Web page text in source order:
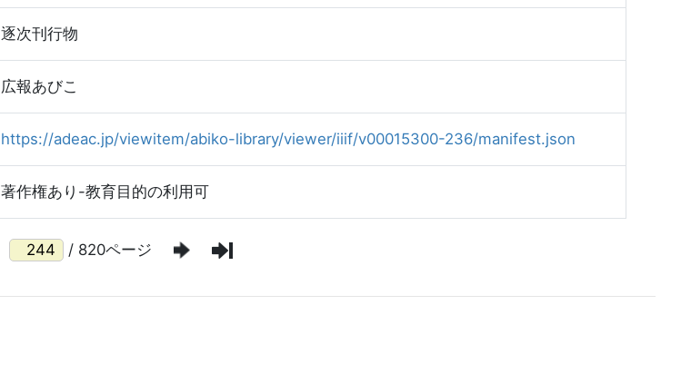
逐次刊行物
広報あびこ
https://adeac.jp/viewitem/abiko-library/viewer/iiif/v00015300-236/manifest.json
著作権あり-教育目的の利用可
/ 820ページ